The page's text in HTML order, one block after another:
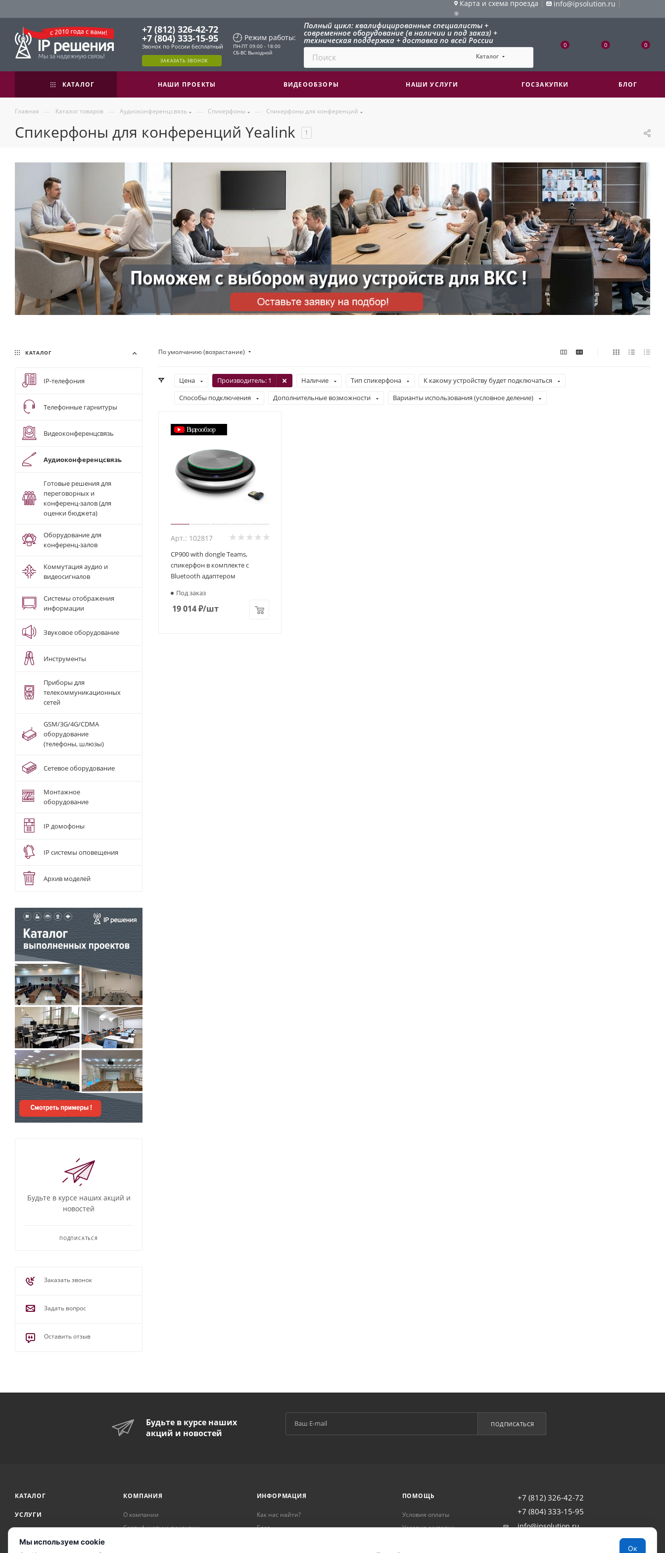
Карта и схема проезда | info@ipsolution.ru |
+7 (812) 326-42-72
+7 (804) 333-15-95
Звонок по России бесплатный
ЗАКАЗАТЬ ЗВОНОК
Режим работы:
ПН-ПТ 09:00 - 18:00
СБ-ВС Выходной
Полный цикл: квалифицированные специалисты +
современное оборудование (в наличии и под заказ) +
техническая поддержка + доставка по всей России
Каталог
0 0 0
КАТАЛОГ НАШИ ПРОЕКТЫ ВИДЕООБЗОРЫ НАШИ УСЛУГИ ГОСЗАКУПКИ БЛОГ
Главная — Каталог товаров — Аудиоконференцсвязь — Спикерфоны — Спикерфоны для конференций
Спикерфоны для конференций Yealink 1
По умолчанию (возрастание)
Цена Производитель: 1 Наличие Тип спикерфона
К какому устройству будет подключаться
Способы подключения
Дополнительные возможности Варианты использования (условное деление)
Арт.: 102817
CP900 with dongle Teams,
спикерфон в комплекте с
Bluetooth адаптером
Под заказ
19 014₽/шт
КАТАЛОГ
IP-телефония
Телефонные гарнитуры
Видеоконференцсвязь
Аудиоконференцсвязь
Готовые решения для
переговорных и
конференц-залов (для
оценки бюджета)
Оборудование для
конференц-залов
Коммутация аудио и
видеосигналов
Системы отображения
информации
Звуковое оборудование
Инструменты
Приборы для
телекоммуникационных
сетей
GSM/3G/4G/CDMA
оборудование
(телефоны, шлюзы)
Сетевое оборудование
Монтажное
оборудование
IP домофоны
IP системы оповещения
Архив моделей
Будьте в курсе наших акций и
новостей
ПОДПИСАТЬСЯ
Заказать звонок
Задать вопрос
Оставить отзыв
Будьте в курсе наших
акций и новостей
ПОДПИСАТЬСЯ
КАТАЛОГ
УСЛУГИ
КОМПАНИЯ
О компании
Сертификаты и лицензии
ИНФОРМАЦИЯ
Как нас найти?
Блог
ПОМОЩЬ
Условия оплаты
Условия доставки
+7 (812) 326-42-72
+7 (804) 333-15-95
info@ipsolution.ru
г. Санкт-Петербург, наб. Обводного
Мы используем cookie
Ок